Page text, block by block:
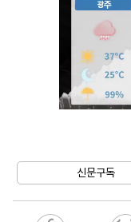
신문구독